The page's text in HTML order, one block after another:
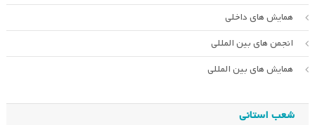
همایش های داخلی
انجمن های بین المللی
همایش های بین المللی
شعب استانی